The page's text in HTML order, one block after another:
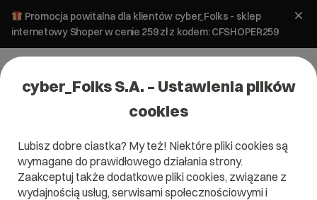
Promocja powitalna dla klientów cyber_Folks - sklep
internetowy Shoper w cenie 259 zł z kodem: CFSHOPER259
E-marketing
Sklep internetowy a podatki
cyber_Folks S.A. – Ustawienia plików
cookies
Lubisz dobre ciastka? My też! Niektóre pliki cookies są
wymagane do prawidłowego działania strony.
Zaakceptuj także dodatkowe pliki cookies, związane z
wydajnością usług, serwisami społecznościowymi i